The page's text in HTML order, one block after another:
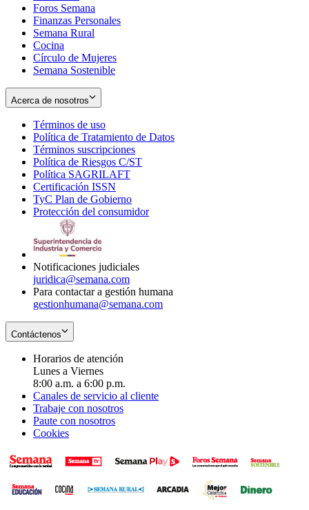
window
Foros Semana
Finanzas Personales
Semana Rural
Cocina
Círculo de Mujeres
Semana Sostenible
Acerca de nosotros
Términos de uso
in
new
window
Política de Tratamiento de Datos
Términos suscripciones
in
Política de Riesgos C/ST
Política SAGRILAFT
new
window
Certificación ISSN
in
new
TyC Plan de Gobierno
in
Protección del consumidorOpens
Notificaciones judiciales
juridica@semana.com
Para contactar a gestión humana
gestionhumana@semana.com
Contáctenos
Horarios de atención
Lunes a Viernes
8:00 a.m. a 6:00 p.m.
Canales de servicio al cliente
Trabaje con nosotros
Paute con nosotros
Cookies